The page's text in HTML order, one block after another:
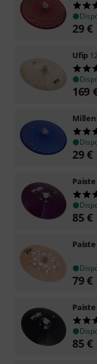
29€
Ufip
169
29€
Paiste
85€
Paiste
79€
Paiste
85€